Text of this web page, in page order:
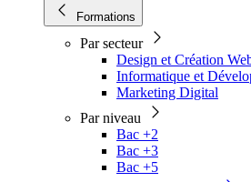
Formations
Par secteur
Design et Création
Informatique et
Marketing Digital
Par niveau
Bac +2
Bac +3
Bac +5